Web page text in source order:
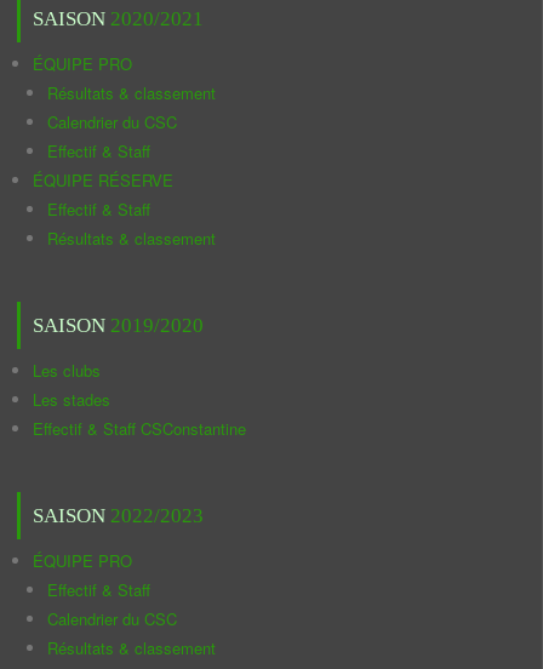
SAISON 2020/2021
ÉQUIPE PRO
Résultats & classement
Calendrier du CSC
Effectif & Staff
ÉQUIPE RÉSERVE
Effectif & Staff
Résultats & classement
SAISON 2019/2020
Les clubs
Les stades
Effectif & Staff CSConstantine
SAISON 2022/2023
ÉQUIPE PRO
Effectif & Staff
Calendrier du CSC
Résultats & classement